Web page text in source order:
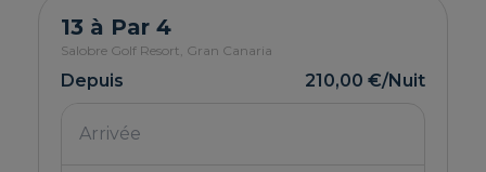
13 à Par 4
Salobre Golf Resort, Gran Canaria
Depuis 210,00 €/Nuit